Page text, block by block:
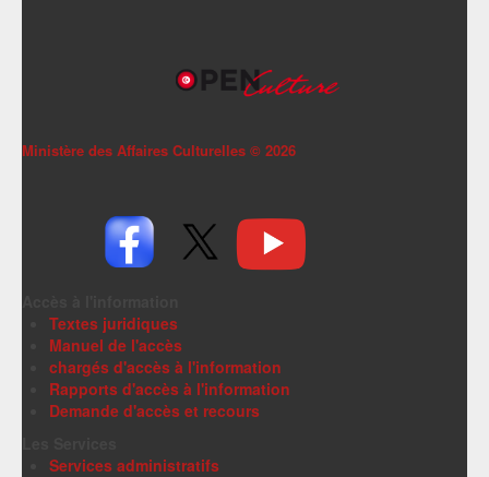
Ministère des Affaires Culturelles © 2026
Textes juridiques
Manuel de l'accès
chargés d'accès à l'information
Rapports d'accès à l'information
Demande d'accès et recours
Services administratifs